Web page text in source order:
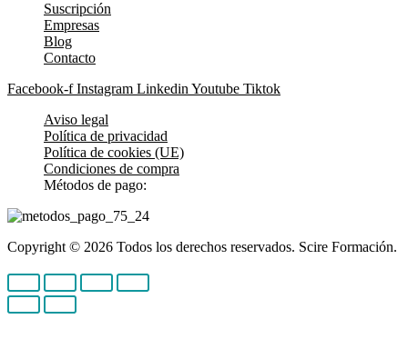
Suscripción
Empresas
Blog
Contacto
Facebook-f Instagram Linkedin Youtube Tiktok
Aviso legal
Política de privacidad
Política de cookies (UE)
Condiciones de compra
Métodos de pago:
Copyright © 2026 Todos los derechos reservados. Scire Formación.